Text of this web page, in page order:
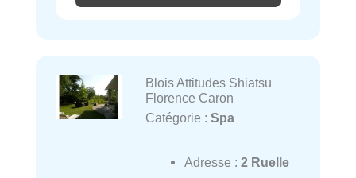
Blois Attitudes Shiatsu
Florence Caron
Catégorie : Spa
Adresse : 2 Ruelle